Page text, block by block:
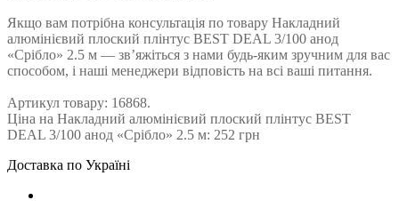
Якщо вам потрібна консультація по товару Накладний
алюмінієвий плоский плінтус BEST DEAL 3/100 анод
«Срібло» 2.5 м — зв’яжіться з нами будь-яким зручним для вас
способом, і наші менеджери відповість на всі ваші питання.
Артикул товару: 16868.
Ціна на Накладний алюмінієвий плоский плінтус BEST
DEAL 3/100 анод «Срібло» 2.5 м: 252 грн
Доставка по Україні